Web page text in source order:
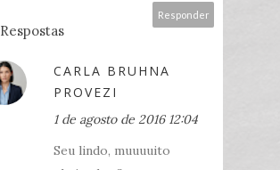
Responder
Respostas
CARLA BRUHNA
PROVEZI
1 de agosto de 2016 12:04
Seu lindo, muuuuito